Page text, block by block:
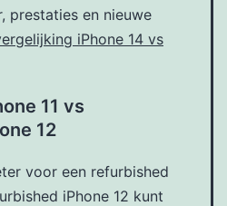
prestaties en nieuwe
iPhone 14 vs
11 vs
12
voor een refurbished
iPhone 12 kunt